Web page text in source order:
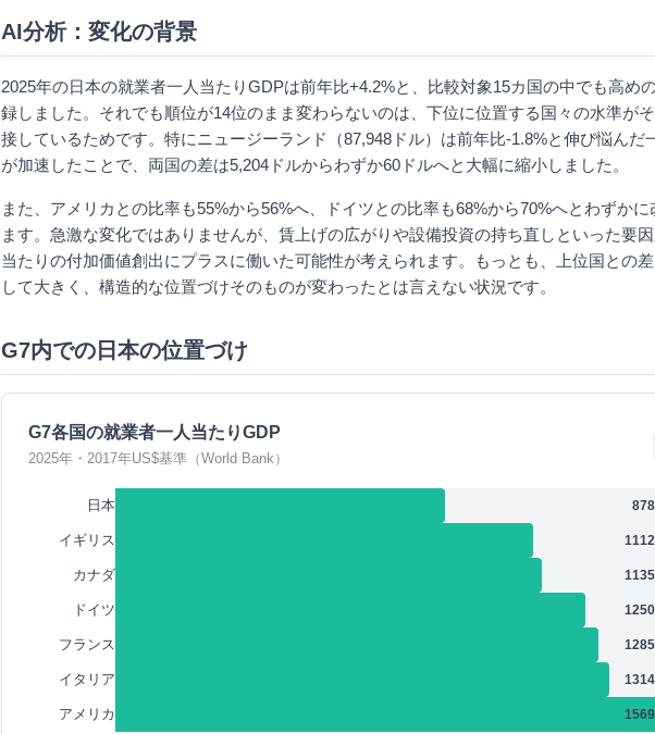
AI分析：変化の背景
2025年の日本の就業者一人当たりGDPは前年比+4.2%と、比較対象15カ国の中でも高め
録しました。それでも順位が14位のまま変わらないのは、下位に位置する国々の水準が
接しているためです。特にニュージーランド（87,948ドル）は前年比-1.8%と伸び悩んだ
が加速したことで、両国の差は5,204ドルからわずか60ドルへと大幅に縮小しました。
また、アメリカとの比率も55%から56%へ、ドイツとの比率も68%から70%へとわずかに
ます。急激な変化ではありませんが、賃上げの広がりや設備投資の持ち直しといった要
当たりの付加価値創出にプラスに働いた可能性が考えられます。もっとも、上位国との
して大きく、構造的な位置づけそのものが変わったとは言えない状況です。
G7内での日本の位置づけ
G7各国の就業者一人当たりGDP
2025年・2017年US$基準（World Bank）
日本
イギリス
カナダ
ドイツ
フランス
イタリア
アメリカ